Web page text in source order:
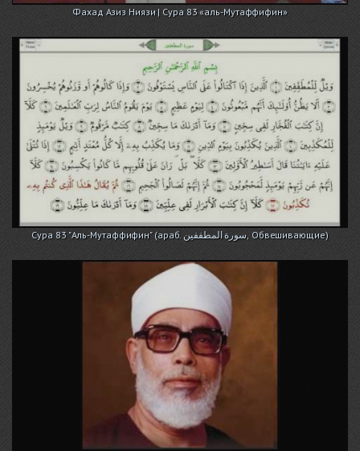
Фахад Азиз Ниязи | Сура 83 «аль-Мутаффифин»
Сура 83 "Аль-Мутаффифин" (араб. سورة المطففين, Обвешивающие)